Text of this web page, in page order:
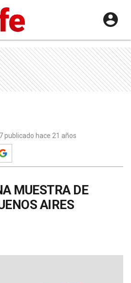
publicado hace 21 años
MUESTRA DE
AIRES